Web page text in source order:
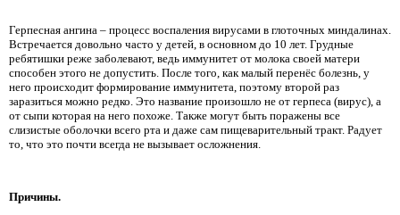
Герпесная ангина – процесс воспаления вирусами в глоточных миндалинах.
Встречается довольно часто у детей, в основном до 10 лет. Грудные
ребятишки реже заболевают, ведь иммунитет от молока своей матери
способен этого не допустить. После того, как малый перенёс болезнь, у
него происходит формирование иммунитета, поэтому второй раз
заразиться можно редко. Это название произошло не от герпеса (вирус), а
от сыпи которая на него похоже. Также могут быть поражены все
слизистые оболочки всего рта и даже сам пищеварительный тракт. Радует
то, что это почти всегда не вызывает осложнения.
Причины.